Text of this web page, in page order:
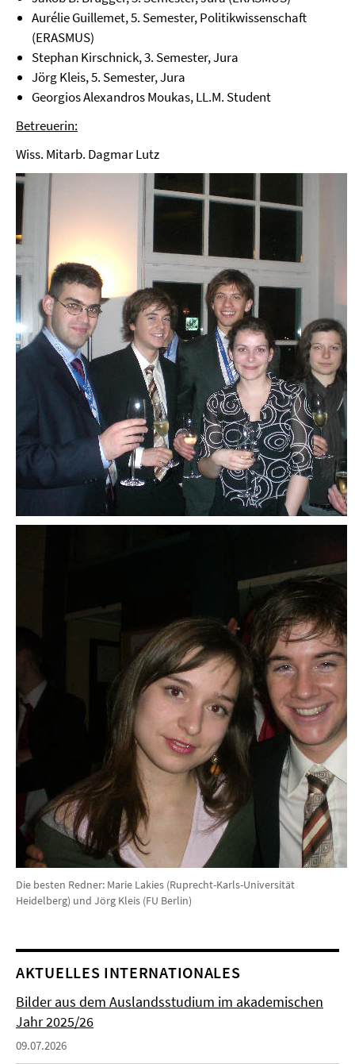
Aurélie Guillemet, 5. Semester, Politikwissenschaft
(ERASMUS)
Stephan Kirschnick, 3. Semester, Jura
Jörg Kleis, 5. Semester, Jura
Georgios Alexandros Moukas, LL.M. Student
Betreuerin:
Wiss. Mitarb. Dagmar Lutz
Die besten Redner: Marie Lakies (Ruprecht-Karls-Universität
Heidelberg) und Jörg Kleis (FU Berlin)
AKTUELLES INTERNATIONALES
Bilder aus dem Auslandsstudium im akademischen
Jahr 2025/26
09.07.2026